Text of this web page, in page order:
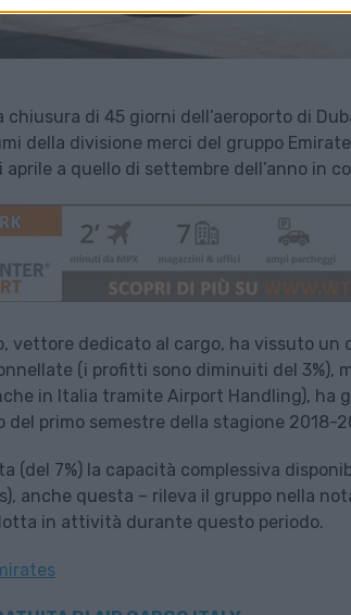
di 45 giorni dell’aeroporto di
della divisione merci del gruppo
a quello di settembre dell’anno in
vettore dedicato al cargo, ha vissuto un
(i profitti sono diminuiti del 3%),
in Italia tramite Airport Handling), ha
del primo semestre della stagione 2018-
(del 7%) la capacità complessiva
anche questa – rileva il gruppo nella
in attività durante questo periodo.